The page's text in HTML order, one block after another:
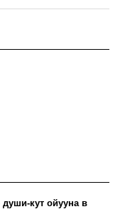
кут ойууна в